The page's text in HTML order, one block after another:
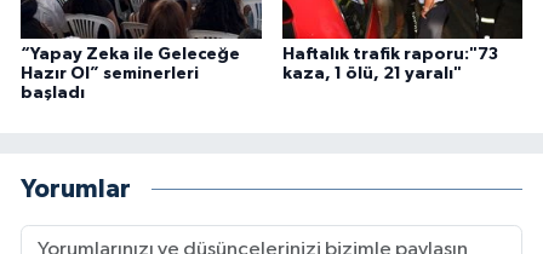
“Yapay Zeka ile Geleceğe
Hazır Ol” seminerleri
başladı
Haftalık trafik raporu:"73
kaza, 1 ölü, 21 yaralı"
Yorumlar